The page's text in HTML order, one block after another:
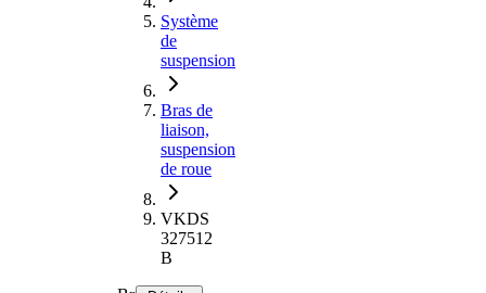
Système
de
suspension
Bras de
liaison,
suspension
de roue
VKDS
327512
B